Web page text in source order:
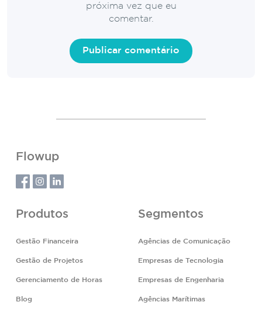
próxima vez que eu
comentar.
Flowup
Produtos
Gestão Financeira
Gestão de Projetos
Gerenciamento de Horas
Blog
Segmentos
Agências de Comunicação
Empresas de Tecnologia
Empresas de Engenharia
Agências Marítimas